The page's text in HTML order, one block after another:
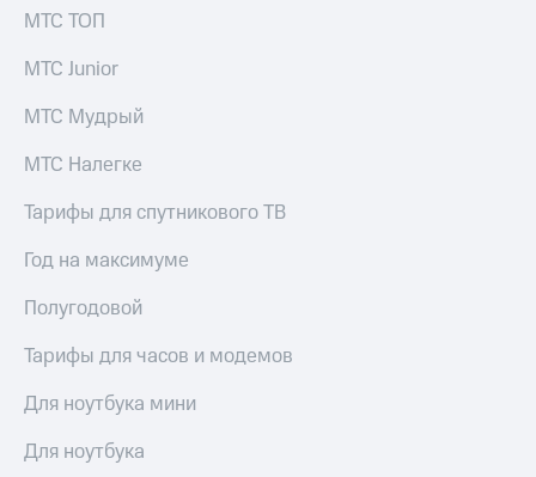
МТС ТОП
МТС Junior
МТС Мудрый
МТС Налегке
Тарифы для спутникового ТВ
Год на максимуме
Полугодовой
Тарифы для часов и модемов
Для ноутбука мини
Для ноутбука